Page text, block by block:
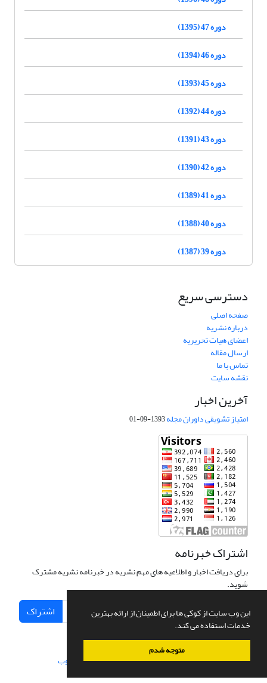
این وب سایت از کوکی ها برای اطمینان از ارائه بهترین
خدمات استفاده می کند.
متوجه شدم
دوره 47 (1395)
دوره 46 (1394)
دوره 45 (1393)
دوره 44 (1392)
دوره 43 (1391)
دوره 42 (1390)
دوره 41 (1389)
دوره 40 (1388)
دوره 39 (1387)
دسترسی سریع
صفحه اصلی
درباره نشریه
اعضای هیات تحریریه
ارسال مقاله
تماس با ما
نقشه سایت
آخرین اخبار
امتیاز تشویقی داوران مجله1393-09-01
اشتراک خبرنامه
برای دریافت اخبار و اطلاعیه های مهم نشریه در خبرنامه نشریه مشترک
شوید.
اشتراک
سامانه مدیریت نشریات علمی.طراحی و پیاده سازی از سیناوب